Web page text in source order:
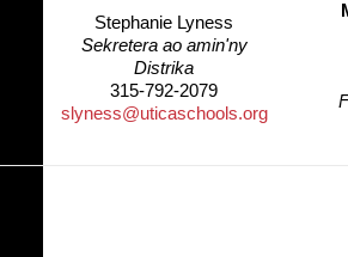
Stephanie Lyness
Sekretera ao amin'ny
Distrika
315-792-2079
slyness@uticaschools.org